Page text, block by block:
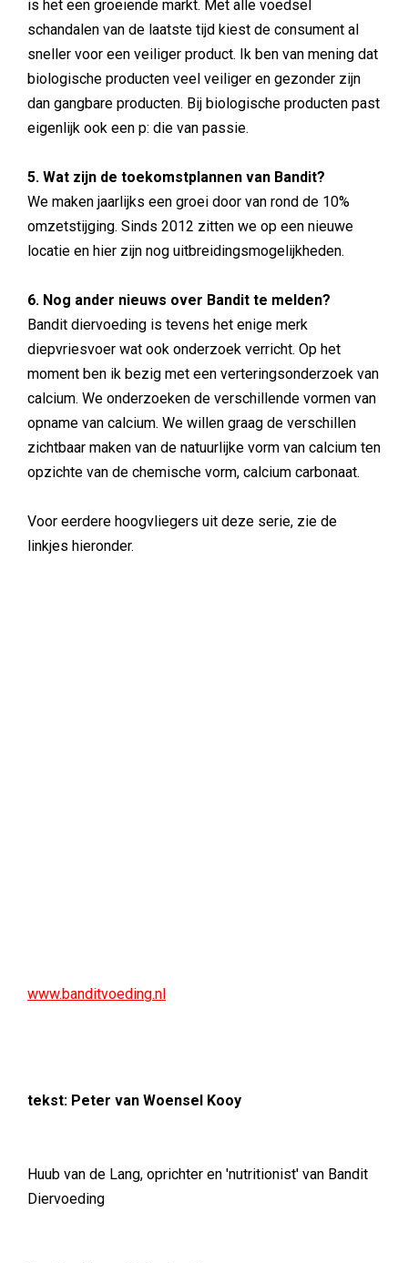
is het een groeiende markt. Met alle voedsel
schandalen van de laatste tijd kiest de consument al
sneller voor een veiliger product. Ik ben van mening dat
biologische producten veel veiliger en gezonder zijn
dan gangbare producten. Bij biologische producten past
eigenlijk ook een p: die van passie.
5. Wat zijn de toekomstplannen van Bandit?
We maken jaarlijks een groei door van rond de 10%
omzetstijging. Sinds 2012 zitten we op een nieuwe
locatie en hier zijn nog uitbreidingsmogelijkheden.
6. Nog ander nieuws over Bandit te melden?
Bandit diervoeding is tevens het enige merk
diepvriesvoer wat ook onderzoek verricht. Op het
moment ben ik bezig met een verteringsonderzoek van
calcium. We onderzoeken de verschillende vormen van
opname van calcium. We willen graag de verschillen
zichtbaar maken van de natuurlijke vorm van calcium ten
opzichte van de chemische vorm, calcium carbonaat.
Voor eerdere hoogvliegers uit deze serie, zie de
linkjes hieronder.
www.banditvoeding.nl
tekst: Peter van Woensel Kooy
Huub van de Lang, oprichter en 'nutritionist' van Bandit
Diervoeding